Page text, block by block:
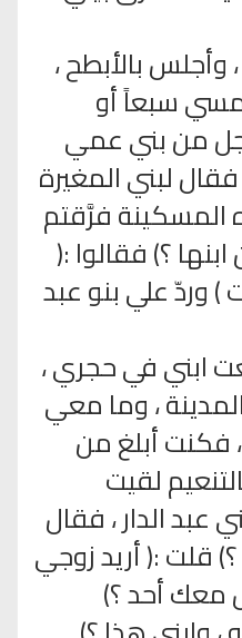
بالأبطح ،
سبعاً أو
من بني عمي
لبني المغيرة
المسكينة فرَّقتم
؟) فقالوا :(
وردّ علي بنو عبد
ابني في حجري ،
، وما معي
فكنت أبلغ من
لقيت
عبد الدار ، فقال
؟) قلت :( أريد زوجي
معك أحد ؟)